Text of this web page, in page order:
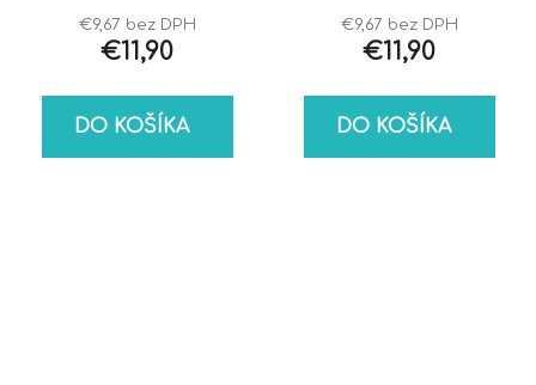
€9,67 bez DPH
€11,90
DO KOŠÍKA
€9,67 bez DPH
€11,90
DO KOŠÍKA